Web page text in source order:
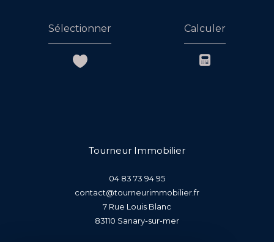
Sélectionner Calculer
Tourneur Immobilier
04 83 73 94 95
contact@tourneurimmobilier.fr
7 Rue Louis Blanc
83110
sanary-sur-mer